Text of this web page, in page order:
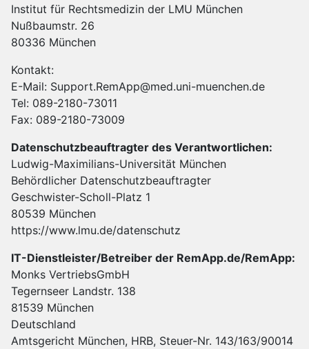
Institut für Rechtsmedizin der LMU München
Nußbaumstr. 26
80336 München
Kontakt:
E-Mail: Support.RemApp@med.uni-muenchen.de
Tel: 089-2180-73011
Fax: 089-2180-73009
Datenschutzbeauftragter des Verantwortlichen:
Ludwig-Maximilians-Universität München
Behördlicher Datenschutzbeauftragter
Geschwister-Scholl-Platz 1
80539 München
https://www.lmu.de/datenschutz
IT-Dienstleister/Betreiber der RemApp.de/RemApp:
Monks VertriebsGmbH
Tegernseer Landstr. 138
81539 München
Deutschland
Amtsgericht München, HRB, Steuer-Nr. 143/163/90014